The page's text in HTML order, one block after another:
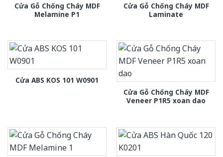
Cửa Gỗ Chống Cháy MDF
Melamine P1
Cửa Gỗ Chống Cháy MDF
Laminate
Cửa ABS KOS 101 W0901
Cửa Gỗ Chống Cháy MDF
Veneer P1R5 xoan dao